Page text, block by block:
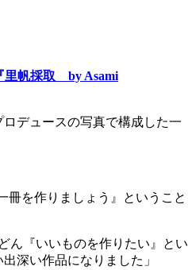
里帆採取 by Asami
デュースの写真で構成した一
冊を作りましょう』ということ
ん『いいものを作りたい』とい
深い作品になりました」